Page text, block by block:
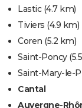
Lastic(4.7 km)
Tiviers (4.9 km)
Coren (5.2 km)
Saint-Poncy
Saint-Mary-le-
Cantal
Auvergne-